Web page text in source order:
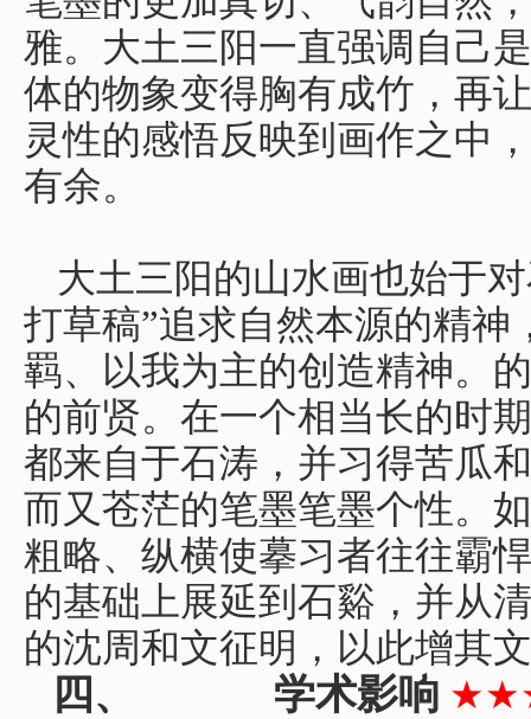
雅。大土三阳一直强调自己
体的物象变得胸有成竹，再
灵性的感悟反映到画作之中
有余。
大土三阳的山水画也始于
打草稿”追求自然本源的精
羁、以我为主的创造精神。
的前贤。在一个相当长的时
都来自于石涛，并习得苦瓜
而又苍茫的笔墨笔墨个性。
粗略、纵横使摹习者往往霸
的基础上展延到石谿，并从
的沈周和文征明，以此增其
四、 学术影响